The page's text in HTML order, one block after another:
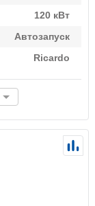
120 кВт
Автозапуск
Ricardo